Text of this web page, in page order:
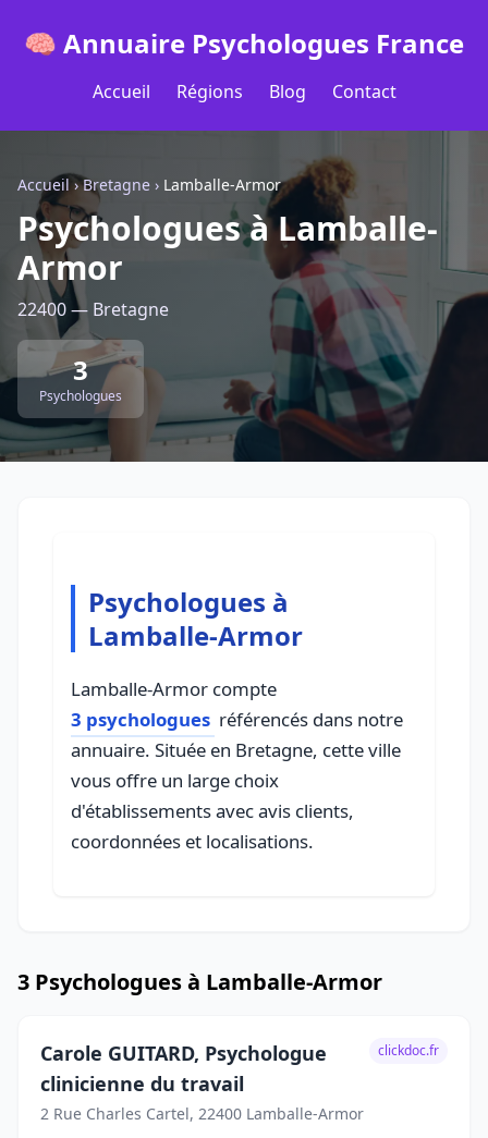
🧠 Annuaire Psychologues France
Accueil Régions Blog Contact
Accueil ›Bretagne › Lamballe-Armor
Psychologues à Lamballe-
Armor
22400 — Bretagne
3
Psychologues
Psychologues à
Lamballe-Armor
Lamballe-Armor compte
3 psychologues référencés dans notre
annuaire. Située en Bretagne, cette ville
vous offre un large choix
d'établissements avec avis clients,
coordonnées et localisations.
3 Psychologues à Lamballe-Armor
Carole GUITARD, Psychologue
clinicienne du travail
2 Rue Charles Cartel, 22400 Lamballe-Armor
clickdoc.fr